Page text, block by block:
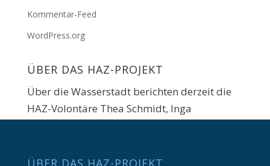
Kommentar-Feed
WordPress.org
ÜBER DAS HAZ-PROJEKT
Über die Wasserstadt berichten derzeit die
HAZ-Volontäre Thea Schmidt, Inga
ÜBER DAS HAZ-PROJEKT